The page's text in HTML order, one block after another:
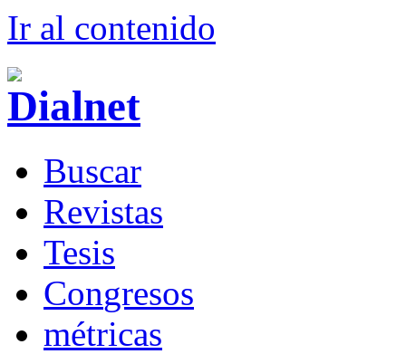
Ir al contenido
Buscar
Revistas
Tesis
Congresos
métricas